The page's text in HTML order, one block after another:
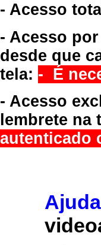
- Acesso
- Acesso
desde que
tela: - É
- Acesso
lembrete na
autenticado